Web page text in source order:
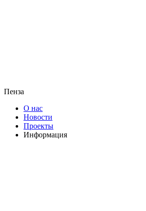
Пенза
О нас
Новости
Проекты
Информация